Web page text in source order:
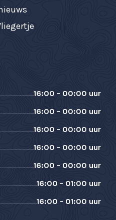
16:00 - 00:00 uur
16:00 - 00:00 uur
16:00 - 00:00 uur
16:00 - 00:00 uur
16:00 - 00:00 uur
16:00 - 01:00 uur
16:00 - 01:00 uur